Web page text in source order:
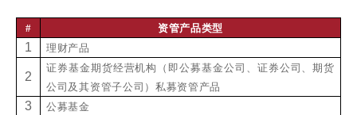
# 资管产品类型
1 理财产品
2
证券基金期货经营机构（即公募基金公司、证券公司、期货
公司及其资管子公司）私募资管产品
3 公募基金